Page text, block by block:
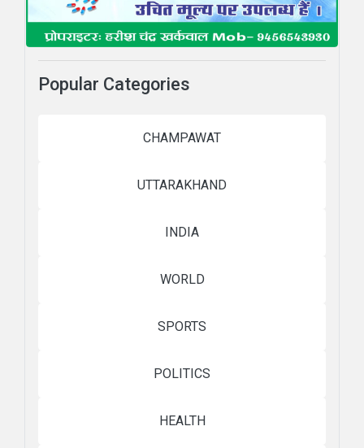
Popular Categories
CHAMPAWAT
UTTARAKHAND
INDIA
WORLD
SPORTS
POLITICS
HEALTH